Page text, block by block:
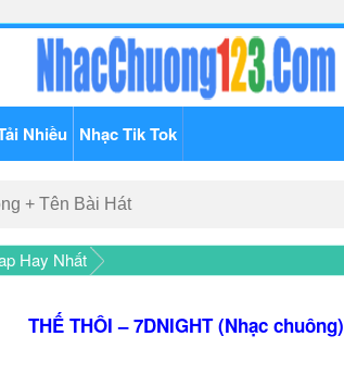
Nhiều Nhạc Tik Tok
Hay Nhất
THẾ THÔI – 7DNIGHT (Nhạc chuông)